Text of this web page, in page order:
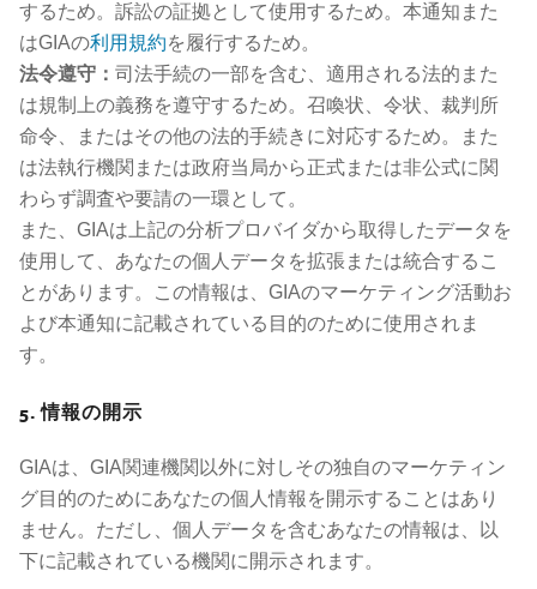
するため。訴訟の証拠として使用するため。本通知また
はGIAの利用規約を履行するため。
法令遵守： 司法手続の一部を含む、適用される法的また
は規制上の義務を遵守するため。召喚状、令状、裁判所
命令、またはその他の法的手続きに対応するため。また
は法執行機関または政府当局から正式または非公式に関
わらず調査や要請の一環として。
また、GIAは上記の分析プロバイダから取得したデータを
使用して、あなたの個人データを拡張または統合するこ
とがあります。この情報は、GIAのマーケティング活動お
よび本通知に記載されている目的のために使用されま
す。
5. 情報の開示
GIAは、GIA関連機関以外に対しその独自のマーケティン
グ目的のためにあなたの個人情報を開示することはあり
ません。ただし、個人データを含むあなたの情報は、以
下に記載されている機関に開示されます。